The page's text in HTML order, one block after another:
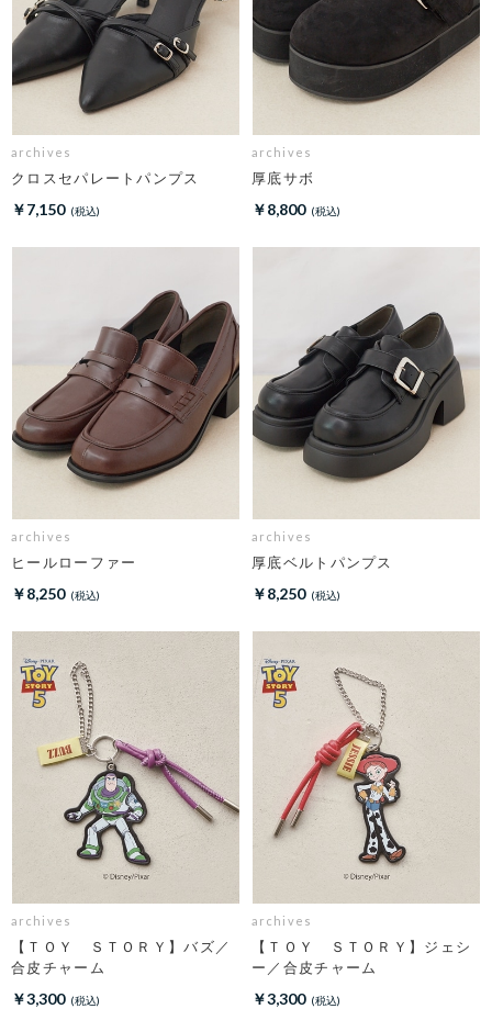
archives
クロスセパレートパンプス
￥7,150
archives
厚底サボ
￥8,800
archives
ヒールローファー
￥8,250
archives
厚底ベルトパンプス
￥8,250
archives
【ＴＯＹ ＳＴＯＲＹ】バズ／
合皮チャーム
￥3,300
archives
【ＴＯＹ ＳＴＯＲＹ】ジェシ
ー／合皮チャーム
￥3,300